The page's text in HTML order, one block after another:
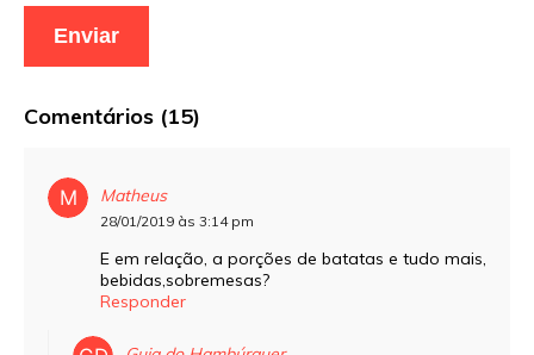
Comentários (15)
Matheus
28/01/2019 às 3:14 pm
E em relação, a porções de batatas e tudo mais,
bebidas,sobremesas?
Responder